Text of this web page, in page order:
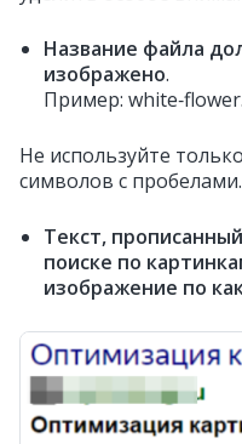
Название файла
изображено.
Пример:
Не используйте
символов с пробелами.
Текст,
поиске по
изображение по